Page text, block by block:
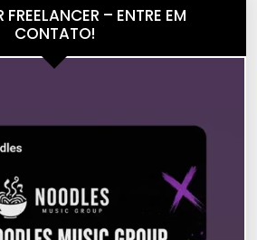
FREELANCER – ENTRE EM
CONTATO!